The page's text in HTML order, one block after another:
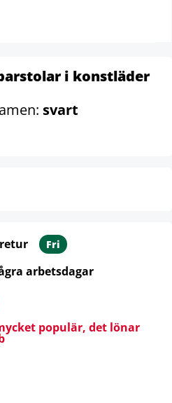
i konstläder
svart
Fri
arbetsdagar
populär, det lönar